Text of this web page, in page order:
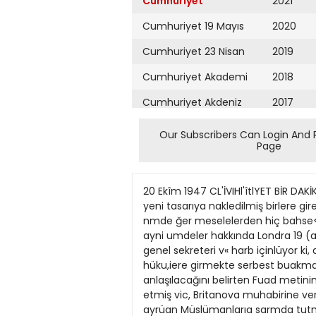
Cumhuriyet 19 Mayıs
Cumhuriyet 23 Nisan
Cumhuriyet Akademi
Cumhuriyet Akdeniz
Cumhuriyet Alışveriş
Cumhuriyet Ankara
Cumhuriyet Büyük
Taaruz
Cumhuriyet
Cumartesi
Cumhuriyet Çevre
2020
2019
2018
2017
2016
2015
2013
2012
2011
2010
2009
Our Subscribers Can Login And
Page
20 Ekîm 1947 CL'İVIHl'îtlYET BİR DAKİKA , ye ve Maarif işlerinde D. P. progra BattaraU l tnci ghn süzlerile hâkirr.lerin siyasî parti j mından yeni tasarıya nakledilmiş birlere giremiyecekleri hakkmdaki 18 çok yeni hkirlere tesadüf olunuyor.» ınci madde bir tarafa bırakılırsa diAltı nmde ğer meselelerden hiç bahse<iilmemiştix. Bu tasarıda alt! umde hakkında ileri Yalnu hâkimler hakkmda boyle bir sürolen fikirler, ayni umdeler hakkında Londra 19 (a^ı.) Müiteci müstakil hüküm konulması öyle görü D. P. prcgramında mevcud izahlarla partisinin genel sekreteri v« harb içinlüyor ki, diğer bütün memurları parti karçilaşürılacak olursa D. P. nin dç de Londrada yerleşen Yugoslav hüku,iere girmekte serbest buakmaktadır ki, mokratik ruhu ve geniş düşüncesinin bunun mânası da çok açıktn ve mem çok iyi anlaşılacağını belirten Fuad metinin eski Başbakan muavini Krnjeleket için çok zararlıdır. Halkevlerini Köprülü, izahiarına şöyle devam etmiş vic, Britanova muhabirine verdiği bir mülâkatta, eski Türk eyaletleri Bosns ve Halkodalarını Halk Partisinin inhi tir: ve Hersekten ayrüan Müslümanlarıa sarmda tutmak ükrinin hâlâ terkedilHeri bir adun refahı için Türk hükumetile diğer ormediği de 102 nci maddenin vüzuhsuz «Yeni tasarı ilmi ve sıstematik ba ta doğu devlcüeri tarafmdan fevkalâds kımdan bir takım yanlışLüdan, tertibifadesinâen istidiâl olunuyor.> bir insanî yardım yapılmıs. olmakla be.Hakkı telif» sizlikleri ihtiva etmekle beraber, sistemC. H. P. nin yeni program tasarısın sizUgin, iptidailiğin hazin bir nümunesi raber Yugoslavyada kalarak bugünkü da D. P. programının devletçiliğe dair olan, C.HP. nin bugünkü programına rejim altında yaşamakta olanlarm acına fikirlerinden hayli faydalanılmiş ol nisbetle oldukça ileri bir adım sayıia cak bir halde bulunduklannı göylemi»duğu bugün bilhassa konuşma konusu bilir. Ancak tek parti zümiyeünin kötü tir. Yakmda Ingiltereden ayrılacak olan cimakta idi. Bu iktibaslar dolayısile ba tesirlerinden ve an'anelerinden kurtumuçtur. Hele son günlerde asilerin faağahyor, sefil ve serseri ÇOCMJCzı Demokrat meclislerde, görüşmeler sı lamadığı için Türk vatanıaın bugünkü Krnjevic, sözlerine gunlan ilâve etmisliyetlçri ve gördükleri yardıınlar haklar da. Polisler çoğahyor, fcatilrasında lâtife yollu chakkı telif» kanu ihtiyaçlarını karşüamaktan ve Turk tir: landa ahnan haberler, Yunan iç harbinundan da bahsedilmekte idi. vatandaşlarmm siyasî hak ve hürriyetYugoslavyadaü Müslüman ahali ler ve hırsızlar da. Kontrollar Bfljtaraft 1 İJMH sahijede Baştarafı I inr 'ahtjedt nin nerede ise Ispanya dahill ' harbiııi leri hususunda kat'î ve sarih teminat sekiz yüz bin ile